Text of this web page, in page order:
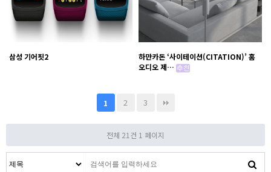
삼성 기어핏2
하만카돈 ‘사이테이션(CITATION)’ 홈
오디오 제…
1 2 3
전체 21건 1 페이지